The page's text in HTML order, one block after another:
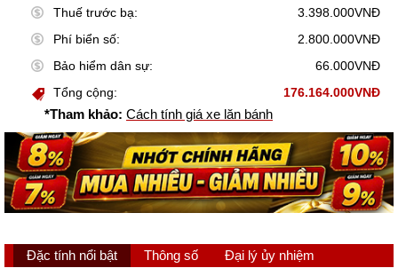
Thuế trước bạ:
3.398.000VNĐ
Phí biển số:
2.800.000VNĐ
Bảo hiểm dân sự:
66.000VNĐ
Tổng cộng:
176.164.000VNĐ
*Tham khảo: Cách tính giá xe lăn bánh
Đặc tính nổi bật Thông số Đại lý ủy nhiệm